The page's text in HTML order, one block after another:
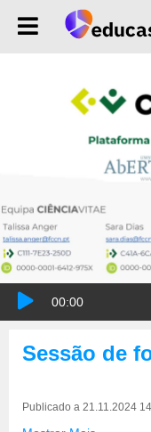
00:00
Publicado a 21.11.2024